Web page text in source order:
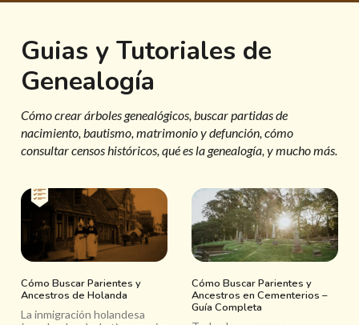
Guias y Tutoriales de
Genealogía
Cómo crear árboles genealógicos, buscar partidas de
nacimiento, bautismo, matrimonio y defunción, cómo
consultar censos históricos, qué es la genealogía, y mucho más.
Cómo Buscar Parientes y
Ancestros de Holanda
La inmigración holandesa
Cómo Buscar Parientes y
Ancestros en Cementerios –
Guía Completa